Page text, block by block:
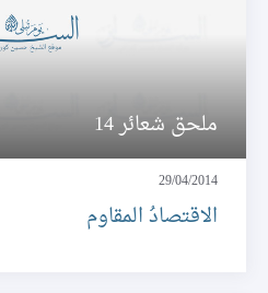
ملحق شعائر 14
29/04/2014
الاقتصادُ المقاوم